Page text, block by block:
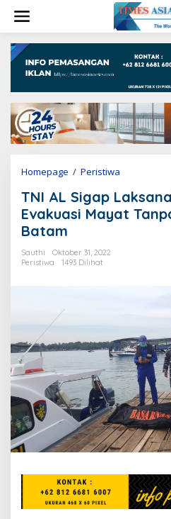
w
Homepage / Peristiwa
I
A
L
s
a
n
a
k
a
n
S
A
R
a
TNI AL Sigap
Evakuasi Mayat
Batam
Sauthi
Oktober 31, 2022
Peristiwa
1493 Dilihat